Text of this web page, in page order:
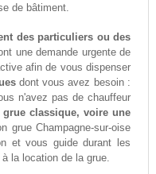
de bâtiment.
des particuliers ou des
une demande urgente de
afin de vous dispenser
dont vous avez besoin :
n'avez pas de chauffeur
grue classique, voire une
grue Champagne-sur-oise
et vous guide durant les
la location de la grue.